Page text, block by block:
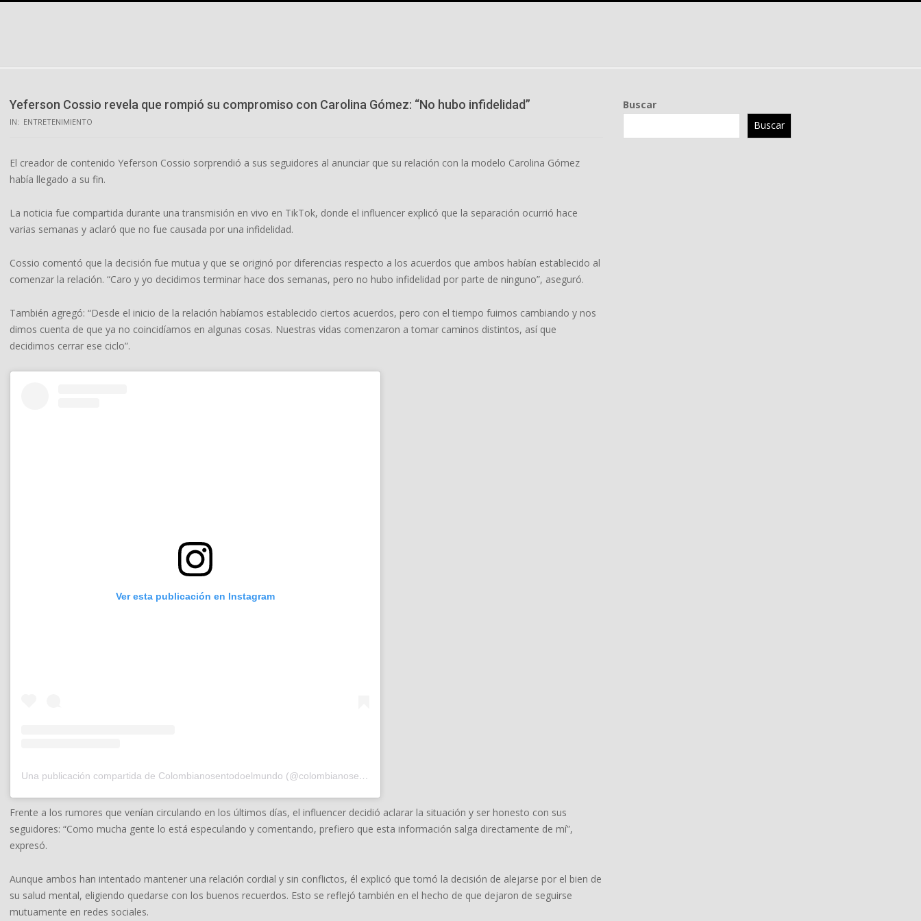
Yeferson Cossio revela que rompió su compromiso con Carolina Gómez: “No hubo infidelidad”
IN: ENTRETENIMIENTO
El creador de contenido Yeferson Cossio sorprendió a sus seguidores al anunciar que su relación con la modelo Carolina Gómez
había llegado a su fin.
La noticia fue compartida durante una transmisión en vivo en TikTok, donde el influencer explicó que la separación ocurrió hace
varias semanas y aclaró que no fue causada por una infidelidad.
Cossio comentó que la decisión fue mutua y que se originó por diferencias respecto a los acuerdos que ambos habían establecido al
comenzar la relación. “Caro y yo decidimos terminar hace dos semanas, pero no hubo infidelidad por parte de ninguno”, aseguró.
También agregó: “Desde el inicio de la relación habíamos establecido ciertos acuerdos, pero con el tiempo fuimos cambiando y nos
dimos cuenta de que ya no coincidíamos en algunas cosas. Nuestras vidas comenzaron a tomar caminos distintos, así que
decidimos cerrar ese ciclo”.
Ver esta publicación en Instagram
Una publicación compartida de Colombianosentodoelmundo (@colombianosentodoelmundo)
Frente a los rumores que venían circulando en los últimos días, el influencer decidió aclarar la situación y ser honesto con sus
seguidores: “Como mucha gente lo está especulando y comentando, prefiero que esta información salga directamente de mí”,
expresó.
Aunque ambos han intentado mantener una relación cordial y sin conflictos, él explicó que tomó la decisión de alejarse por el bien de
su salud mental, eligiendo quedarse con los buenos recuerdos. Esto se reflejó también en el hecho de que dejaron de seguirse
mutuamente en redes sociales.
Buscar
Buscar